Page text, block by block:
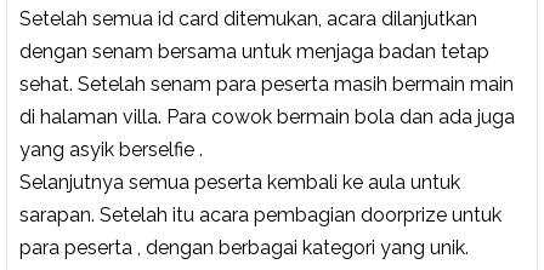
Setelah semua id card ditemukan, acara dilanjutkan
dengan senam bersama untuk menjaga badan tetap
sehat. Setelah senam para peserta masih bermain main
di halaman villa. Para cowok bermain bola dan ada juga
yang asyik berselfie .
Selanjutnya semua peserta kembali ke aula untuk
sarapan. Setelah itu acara pembagian doorprize untuk
para peserta , dengan berbagai kategori yang unik.